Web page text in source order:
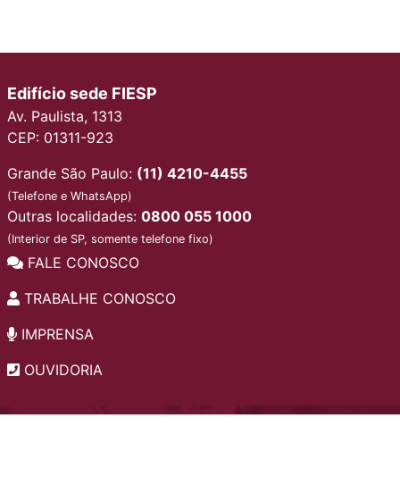
Edifício sede FIESP
Av. Paulista, 1313
CEP: 01311-923
Grande São Paulo: (11) 4210-4455
(Telefone e WhatsApp)
Outras localidades: 0800 055 1000
(Interior de SP, somente telefone fixo)
FALE CONOSCO
TRABALHE CONOSCO
IMPRENSA
OUVIDORIA